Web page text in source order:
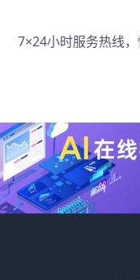
7×24小时服务热线